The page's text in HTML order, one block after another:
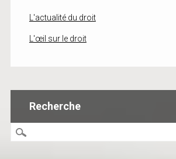
L'actualité du droit
L'œil sur le droit
Recherche